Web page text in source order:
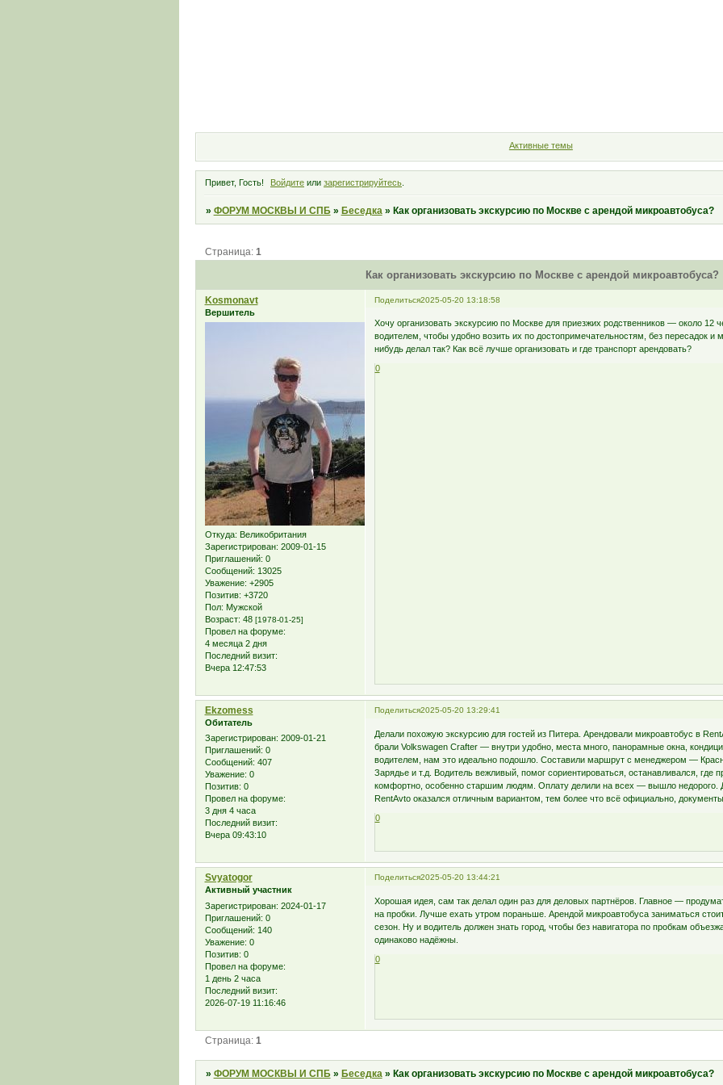
Активные темы
Привет, Гость! Войдите или зарегистрируйтесь.
» ФОРУМ МОСКВЫ И СПБ » Беседка » Как организовать экскурсию по Москве с арендой микроавтобуса?
Как организовать экскурсию по Москве с арендой микроавтобуса?
Страница: 1
Поделиться2025-05-20 13:18:58
Kosmonavt
Вершитель
Откуда: Великобритания
Зарегистрирован: 2009-01-15
Приглашений: 0
Сообщений: 13025
Уважение: +2905
Позитив: +3720
Пол: Мужской
Возраст: 48 [1978-01-25]
Провел на форуме:
4 месяца 2 дня
Последний визит:
Вчера 12:47:53
Хочу организовать экскурсию по Москве для приезжих родственников — около 12
водителем, чтобы удобно возить их по достопримечательностям, без пересадок
нибудь делал так? Как всё лучше организовать и где транспорт арендовать?
0
Поделиться2025-05-20 13:29:41
Ekzomess
Обитатель
Зарегистрирован: 2009-01-21
Приглашений: 0
Сообщений: 407
Уважение: 0
Позитив: 0
Провел на форуме:
3 дня 4 часа
Последний визит:
Вчера 09:43:10
Делали похожую экскурсию для гостей из Питера. Арендовали микроавтобус в
брали Volkswagen Crafter — внутри удобно, места много, панорамные окна,
водителем, нам это идеально подошло. Составили маршрут с менеджером —
Зарядье и т.д. Водитель вежливый, помог сориентироваться, останавливался, где
комфортно, особенно старшим людям. Оплату делили на всех — вышло недорого.
RentAvto оказался отличным вариантом, тем более что всё официально,
0
Поделиться2025-05-20 13:44:21
Svyatogor
Активный участник
Зарегистрирован: 2024-01-17
Приглашений: 0
Сообщений: 140
Уважение: 0
Позитив: 0
Провел на форуме:
1 день 2 часа
Последний визит:
2026-07-19 11:16:46
Хорошая идея, сам так делал один раз для деловых партнёров. Главное —
на пробки. Лучше ехать утром пораньше. Арендой микроавтобуса заниматься
сезон. Ну и водитель должен знать город, чтобы без навигатора по пробкам
одинаково надёжны.
0
Страница: 1
» ФОРУМ МОСКВЫ И СПБ » Беседка » Как организовать экскурсию по Москве с арендой микроавтобуса?